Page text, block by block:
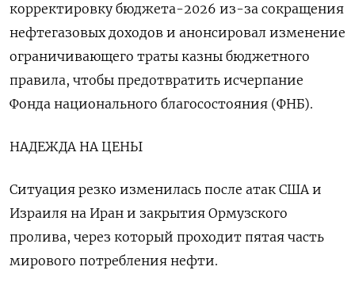
корректировку бюджета-2026 ‌из-за сокращения
нефтегазовых доходов и анонсировал изменение
ограничивающего траты казны бюджетного
правила, чтобы предотвратить исчерпание
Фонда национального благосостояния (ФНБ).
НАДЕЖДА НА ЦЕНЫ
Ситуация резко изменилась после атак ​США и
Израиля на Иран и закрытия Ормузского
пролива, через который проходит пятая часть
мирового потребления нефти.